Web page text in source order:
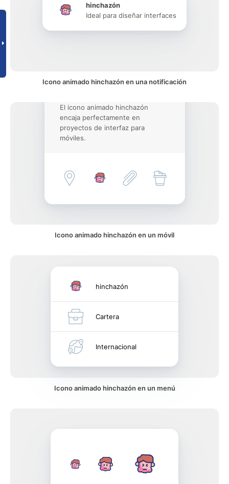
hinchazón
Ideal para diseñar interfaces
Icono animado hinchazón en una notificación
El icono animado hinchazón
encaja perfectamente en
proyectos de interfaz para
móviles.
Icono animado hinchazón en un móvil
hinchazón
Cartera
Internacional
Icono animado hinchazón en un menú